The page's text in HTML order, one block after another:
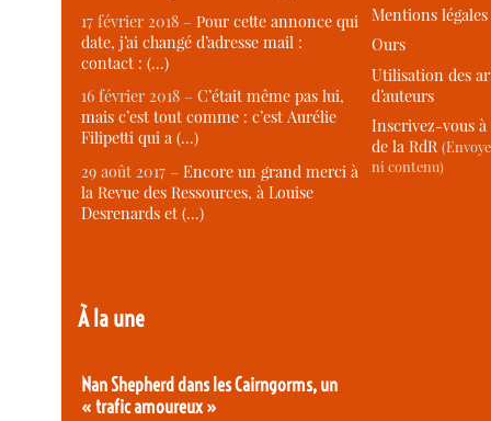
17 février 2018 –Pour cette annonce qui
date, j’ai changé d’adresse mail :
contact : (…)
16 février 2018 –C’était même pas lui,
mais c’est tout comme : c’est Aurélie
Filipetti qui a (…)
29 août 2017 –Encore un grand merci à
la Revue des Ressources, à Louise
Desrenards et (…)
À la une
Nan Shepherd dans les Cairngorms, un
« trafic amoureux »
Mentions légales
Ours
Utilisation des
d’auteurs
Inscrivez-vous
de la RdR
ni contenu)